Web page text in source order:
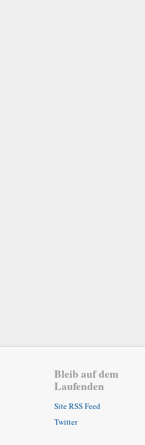
Bleib auf dem
Laufenden
Site RSS Feed
Twitter